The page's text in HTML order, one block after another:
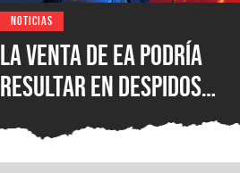
NOTICIAS
La venta de EA podría
resultar en despidos
masivos y la venta de
estudios como BioWare,